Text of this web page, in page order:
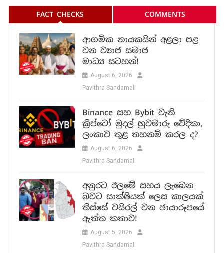
FACT CHECKS COMMENTS
ආගමික නායකයින් අළලා පළ
වන ව්‍යාජ සමාජ
මාධ්‍ය සටහන්!
August 6, 2026
Pavithra Sandamali
Binance සහ Bybit වැනි
ක්‍රිප්ටෝ මුදල් හුවමාරු වේදිකා,
ලංකාව තුළ තහනම් කරල ද?
August 6, 2026
Pavithra Sandamali
අනුරට ඊලමේ සහය ලැබෙන
බවට සාක්ෂියක් ලෙස කාලයක්
තිස්සේ වයිරල් වන ඡායාරූපයේ
ඇත්ත කතාව!
August 5, 2026
Pavithra Sandamali